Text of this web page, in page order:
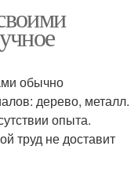
обычно
дерево, металл.
опыта.
труд не доставит